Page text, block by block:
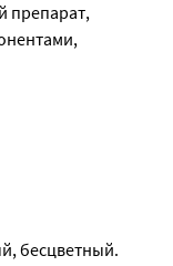
препарат,
бесцветный.